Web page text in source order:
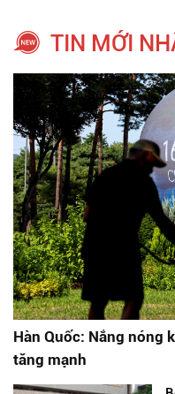
TIN MỚI
Hàn Quốc: Nắng nóng
tăng mạnh